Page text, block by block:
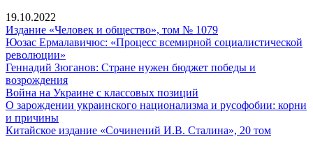
19.10.2022
Издание «Человек и общество», том № 1079Издание
«Человек
общество»,
1079
Юозас Ермалавичюс: «Процесс всемирной социалистической
революции»
Ермалавичюс:
«Процесс
всемирной
социалистической
Геннадий Зюганов: Стране нужен бюджет победы и
возрожденияГеннадий
Зюганов:
Стране
бюджет
Война на Украине с классовых позиций
на
с
О зарождении украинского национализма и русофобии: корни
и причиныО
зарождении
Китайское издание «Сочинений И.В. Сталина», 20 том